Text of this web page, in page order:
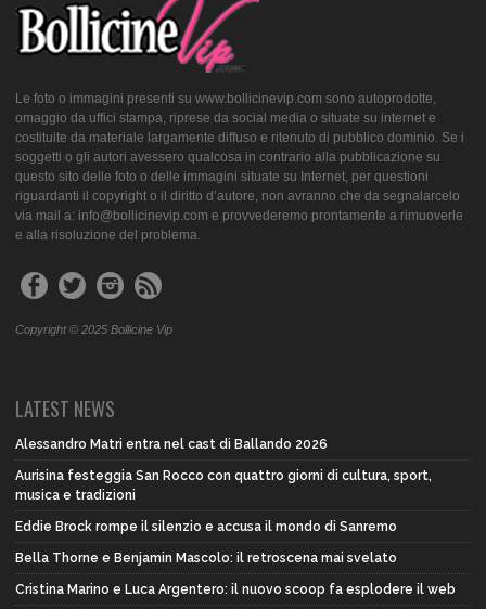
Le foto o immagini presenti su www.bollicinevip.com sono autoprodotte,
omaggio da uffici stampa, riprese da social media o situate su internet e
costituite da materiale largamente diffuso e ritenuto di pubblico dominio. Se i
soggetti o gli autori avessero qualcosa in contrario alla pubblicazione su
questo sito delle foto o delle immagini situate su Internet, per questioni
riguardanti il copyright o il diritto d’autore, non avranno che da segnalarcelo
via mail a: info@bollicinevip.com e provvederemo prontamente a rimuoverle
e alla risoluzione del problema.
Copyright © 2025 Bollicine Vip
LATEST NEWS
Alessandro Matri entra nel cast di Ballando 2026
Aurisina festeggia San Rocco con quattro giorni di cultura, sport,
musica e tradizioni
Eddie Brock rompe il silenzio e accusa il mondo di Sanremo
Bella Thorne e Benjamin Mascolo: il retroscena mai svelato
Cristina Marino e Luca Argentero: il nuovo scoop fa esplodere il web